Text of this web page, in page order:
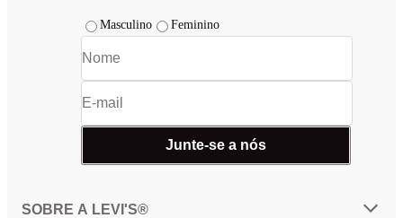
Masculino Feminino
Junte-se a nós
SOBRE A LEVI'S®